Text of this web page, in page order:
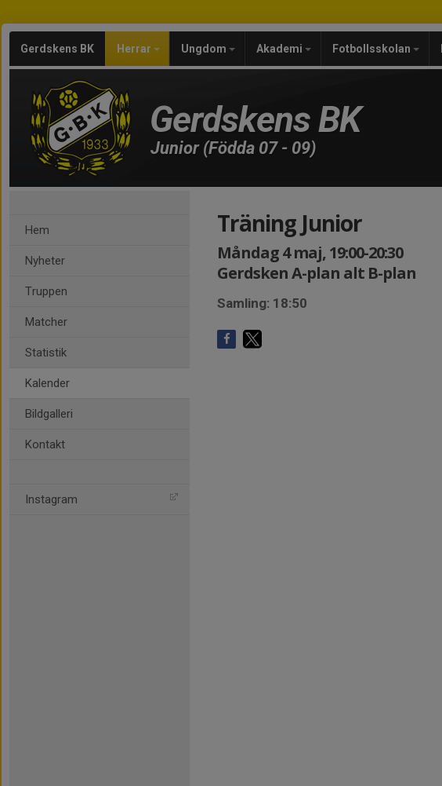
Gerdskens BK Herrar Ungdom Akademi Fotbollsskolan
Gerdskens BK
Junior (Födda 07 - 09)
Hem
Nyheter
Truppen
Matcher
Statistik
Kalender
Bildgalleri
Kontakt
Instagram
Träning Junior
Måndag 4 maj, 19:00-20:30
Gerdsken A-plan alt B-plan
Samling: 18:50